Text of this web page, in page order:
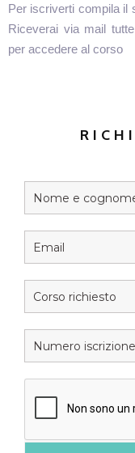
Per iscriverti compila il
Riceverai via mail
per accedere al corso